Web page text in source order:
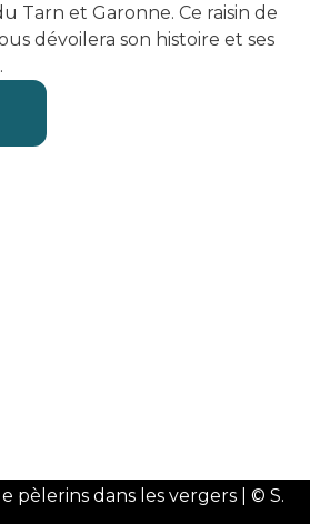
Tarn et Garonne. Ce raisin de
dévoilera son histoire et ses
pèlerins dans les vergers | © S.